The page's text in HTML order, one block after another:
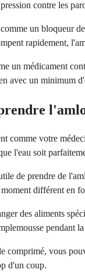
contre les
un bloqueur
rapidement,
un médicament
avec un minimum
comme votre
l'eau soit
de prendre de
différent en
des aliments
pendant
comprimé, vous
d'un coup.